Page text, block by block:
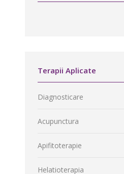
Terapii Aplicate
Diagnosticare
Acupunctura
Apifitoterapie
Helatioterapia